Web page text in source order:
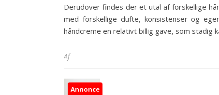
Derudover findes der et utal af forskellige
med forskellige dufte, konsistenser og
håndcreme en relativt billig gave, som
Af
Annonce